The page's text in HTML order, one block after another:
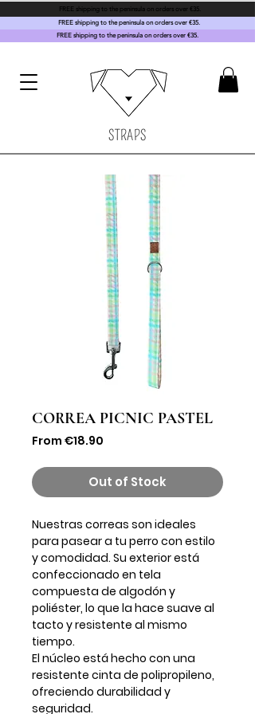
FREE shipping to the peninsula on orders over €35.
FREE shipping to the peninsula on orders over €35.
STRAPS
FREE shipping to the peninsula on orders over €35.
CORREA PICNIC PASTEL
From €18.90
Out of Stock
Nuestras correas son ideales
para pasear a tu perro con estilo
y comodidad. Su exterior está
confeccionado en tela
compuesta de algodón y
poliéster, lo que la hace suave al
tacto y resistente al mismo
tiempo.
El núcleo está hecho con una
resistente cinta de polipropileno,
ofreciendo durabilidad y
seguridad.